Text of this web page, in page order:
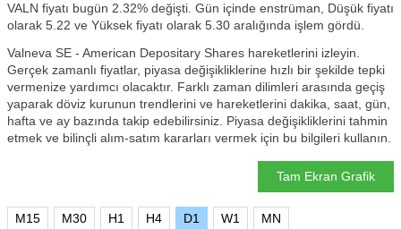
VALN fiyatı bugün 2.32% değişti. Gün içinde enstrüman, Düşük fiyatı
olarak 5.22 ve Yüksek fiyatı olarak 5.30 aralığında işlem gördü.
Valneva SE - American Depositary Shares hareketlerini izleyin.
Gerçek zamanlı fiyatlar, piyasa değişikliklerine hızlı bir şekilde tepki
vermenize yardımcı olacaktır. Farklı zaman dilimleri arasında geçiş
yaparak döviz kurunun trendlerini ve hareketlerini dakika, saat, gün,
hafta ve ay bazında takip edebilirsiniz. Piyasa değişikliklerini tahmin
etmek ve bilinçli alım-satım kararları vermek için bu bilgileri kullanın.
Tam Ekran Grafik
M15 M30 H1 H4 D1 W1 MN